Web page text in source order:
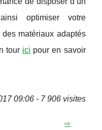
optimiser votre
matériaux adaptés
tour ici pour en savoir
09:06 - 7 906 visites